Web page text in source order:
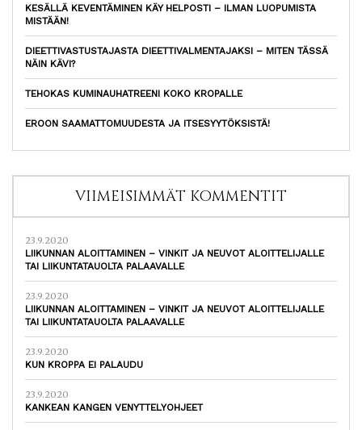
KESÄLLÄ KEVENTÄMINEN KÄY HELPOSTI – ILMAN LUOPUMISTA
MISTÄÄN!
DIEETTIVASTUSTAJASTA DIEETTIVALMENTAJAKSI – MITEN TÄSSÄ
NÄIN KÄVI?
TEHOKAS KUMINAUHATREENI KOKO KROPALLE
EROON SAAMATTOMUUDESTA JA ITSESYYTÖKSISTÄ!
VIIMEISIMMÄT KOMMENTIT
23.9.2020
LIIKUNNAN ALOITTAMINEN – VINKIT JA NEUVOT ALOITTELIJALLE
TAI LIIKUNTATAUOLTA PALAAVALLE
23.9.2020
LIIKUNNAN ALOITTAMINEN – VINKIT JA NEUVOT ALOITTELIJALLE
TAI LIIKUNTATAUOLTA PALAAVALLE
23.9.2020
KUN KROPPA EI PALAUDU
23.9.2020
KANKEAN KANGEN VENYTTELYOHJEET